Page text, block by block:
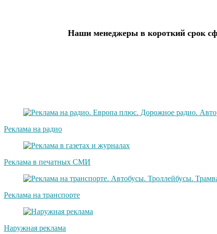
Наши менеджеры в короткий срок
Реклама на радио
Реклама в печатных СМИ
Реклама на транспорте
Наружная реклама